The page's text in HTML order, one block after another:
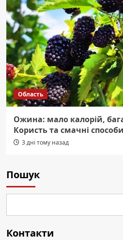
Область
Ожина: мало калорій,
Користь та смачні
3 дні тому назад
Пошук
Контакти